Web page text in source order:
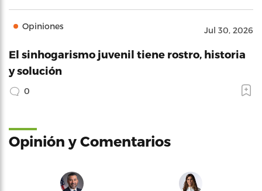
Opiniones Jul 30, 2026
El sinhogarismo juvenil tiene rostro, historia
y solución
0
Opinión y Comentarios